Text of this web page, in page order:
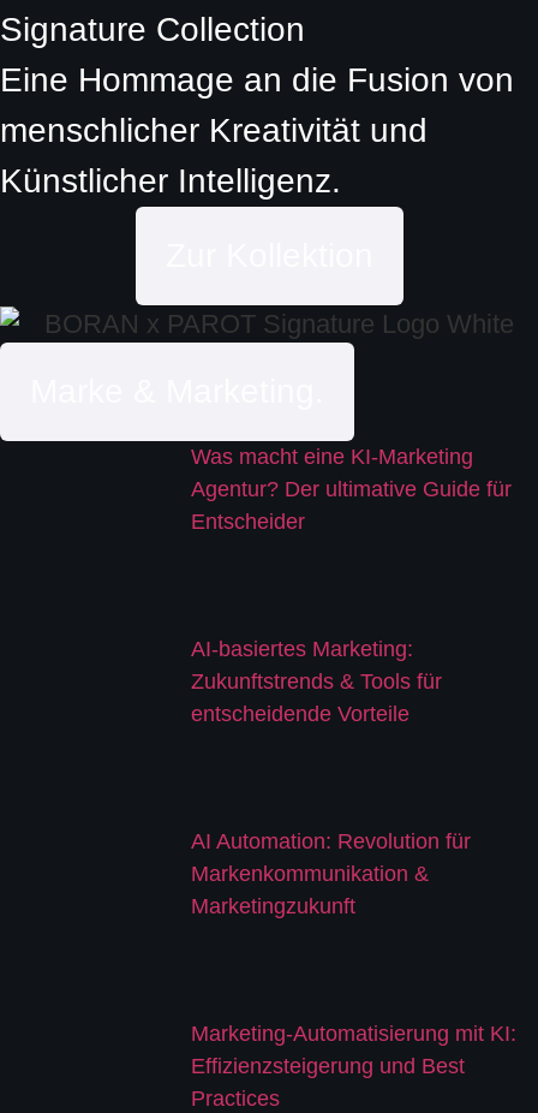
Signature Collection
Eine Hommage an die Fusion von
menschlicher Kreativität und
Künstlicher Intelligenz.
Was macht eine KI-Marketing
Agentur? Der ultimative Guide für
Entscheider
AI-basiertes Marketing:
Zukunftstrends & Tools für
entscheidende Vorteile
AI Automation: Revolution für
Markenkommunikation &
Marketingzukunft
Marketing-Automatisierung mit KI:
Effizienzsteigerung und Best
Practices